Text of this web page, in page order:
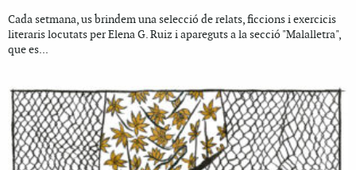
Cada setmana, us brindem una selecció de relats, ficcions i exercicis
literaris locutats per Elena G. Ruiz i apareguts a la secció "Malalletra",
que es...